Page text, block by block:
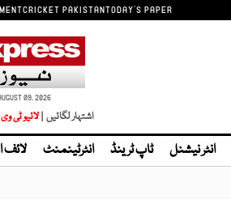
CRICKET PAKISTANTODAY'S PAPER
09, 2026
اشتہار لگائیں |
انٹر نیشنل ٹاپ ٹرینڈ انٹرٹینمنٹ لائف